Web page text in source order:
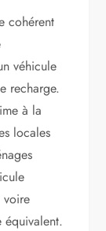
cohérent
véhicule
recharge.
à la
locales
voire
équivalent.